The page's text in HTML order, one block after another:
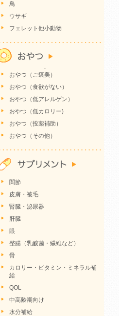
鳥
ウサギ
フェレット他小動物
おやつ（ご褒美）
おやつ（食欲がない）
おやつ（低アレルゲン）
おやつ（低カロリー)
おやつ（投薬補助）
おやつ（その他）
関節
皮膚・被毛
腎臓・泌尿器
肝臓
眼
整腸（乳酸菌・繊維など）
骨
カロリー・ビタミン・ミネラル補
給
QOL
中高齢期向け
水分補給